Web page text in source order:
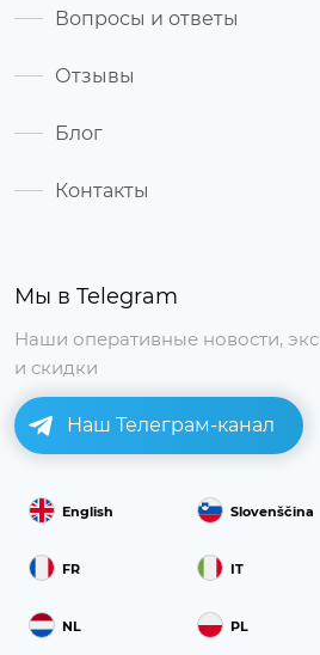
Мы в Telegram
Наши оперативные новости,
и скидки
Наш Телеграм-канал
English Slovenščina
FR IT
NL PL
Вопросы и ответы
Отзывы
Блог
Контакты